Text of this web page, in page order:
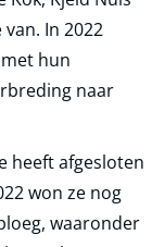
In 2022
hun
naar
heeft afgesloten
won ze nog
waaronder